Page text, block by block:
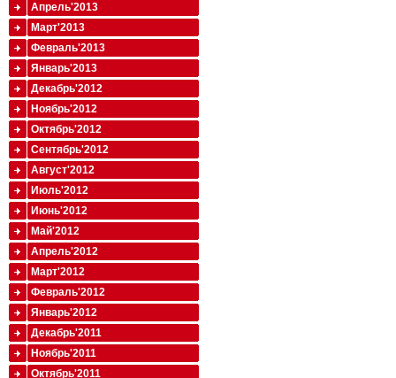
Апрель'2013
Март'2013
Февраль'2013
Январь'2013
Декабрь'2012
Ноябрь'2012
Октябрь'2012
Сентябрь'2012
Август'2012
Июль'2012
Июнь'2012
Май'2012
Апрель'2012
Март'2012
Февраль'2012
Январь'2012
Декабрь'2011
Ноябрь'2011
Октябрь'2011